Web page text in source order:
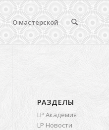
О мастерской
РАЗДЕЛЫ
LP Академия
LP Новости